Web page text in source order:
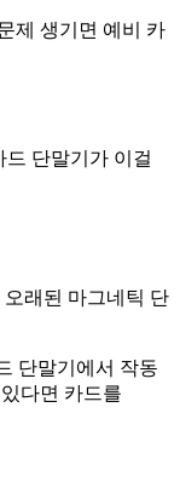
제 생기면 예비 카
단말기가 이걸
오래된 마그네틱 단
단말기에서 작동
다면 카드를